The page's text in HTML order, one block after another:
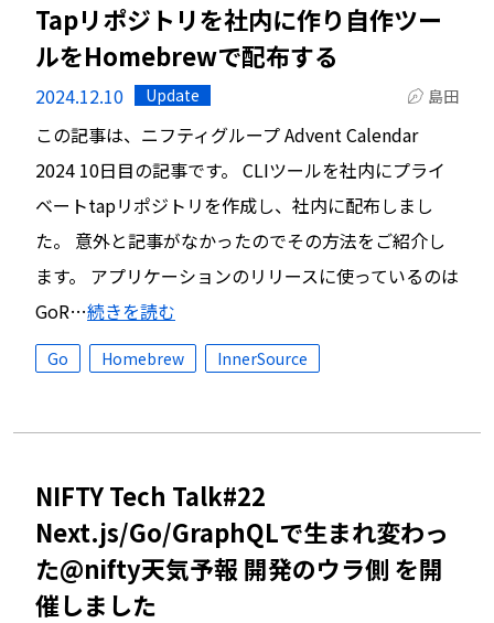
Tapリポジトリを社内に作り自作ツー
ルをHomebrewで配布する
2024.12.10 Update 島田
この記事は、ニフティグループ Advent Calendar
2024 10日目の記事です。 CLIツールを社内にプライ
ベートtapリポジトリを作成し、社内に配布しまし
た。 意外と記事がなかったのでその方法をご紹介し
ます。 アプリケーションのリリースに使っているのは
GoR…続きを読む
Go Homebrew InnerSource
NIFTY Tech Talk#22
Next.js/Go/GraphQLで生まれ変わっ
た@nifty天気予報 開発のウラ側 を開
催しました